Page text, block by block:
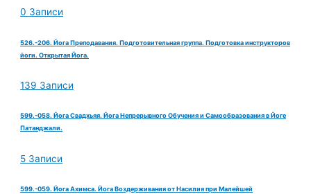
0 Записи
526.-206. Йога Преподавания. Подготовительная группа. Подготовка инструкторов
йоги. Открытая Йога.
139 Записи
599.-058. Йога Свадхьяя. Йога Непрерывного Обучения и Самообразования в Йоге
Патанджали.
5 Записи
599.-059. Йога Ахимса. Йога Воздерживания от Насилия при Малейшей